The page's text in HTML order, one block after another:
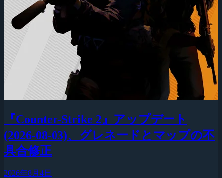
『Counter-Strike 2』アップデート
(2026-08-03)、グレネードとマップの不
具合修正
2026年8月4日